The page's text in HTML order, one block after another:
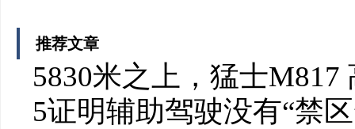
推荐文章
5830米之上，猛士
5证明辅助驾驶没有“禁